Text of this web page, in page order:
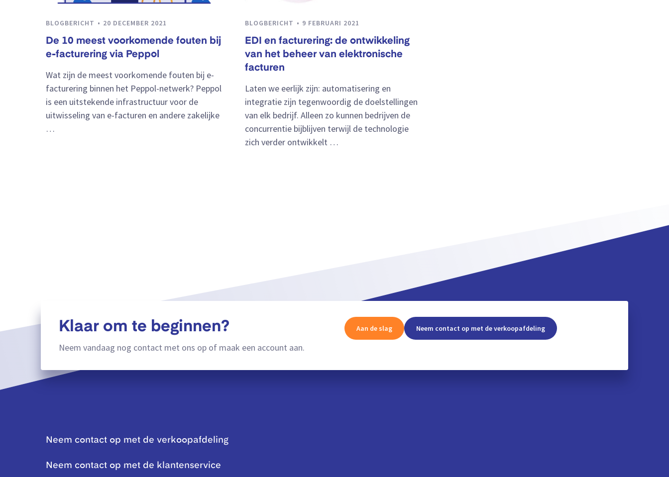
BLOGBERICHT 20 DECEMBER 2021
De 10 meest voorkomende fouten bij
e-facturering via Peppol
Wat zijn de meest voorkomende fouten bij e-
facturering binnen het Peppol-netwerk? Peppol
is een uitstekende infrastructuur voor de
uitwisseling van e-facturen en andere zakelijke
…
BLOGBERICHT 9 FEBRUARI 2021
EDI en facturering: de ontwikkeling
van het beheer van elektronische
facturen
Laten we eerlijk zijn: automatisering en
integratie zijn tegenwoordig de doelstellingen
van elk bedrijf. Alleen zo kunnen bedrijven de
concurrentie bijblijven terwijl de technologie
zich verder ontwikkelt …
Klaar om te beginnen?
Neem vandaag nog contact met ons op of maak een account aan.
Aan de slag Neem contact op met de verkoopafdeling
Neem contact op met de verkoopafdeling
Neem contact op met de klantenservice